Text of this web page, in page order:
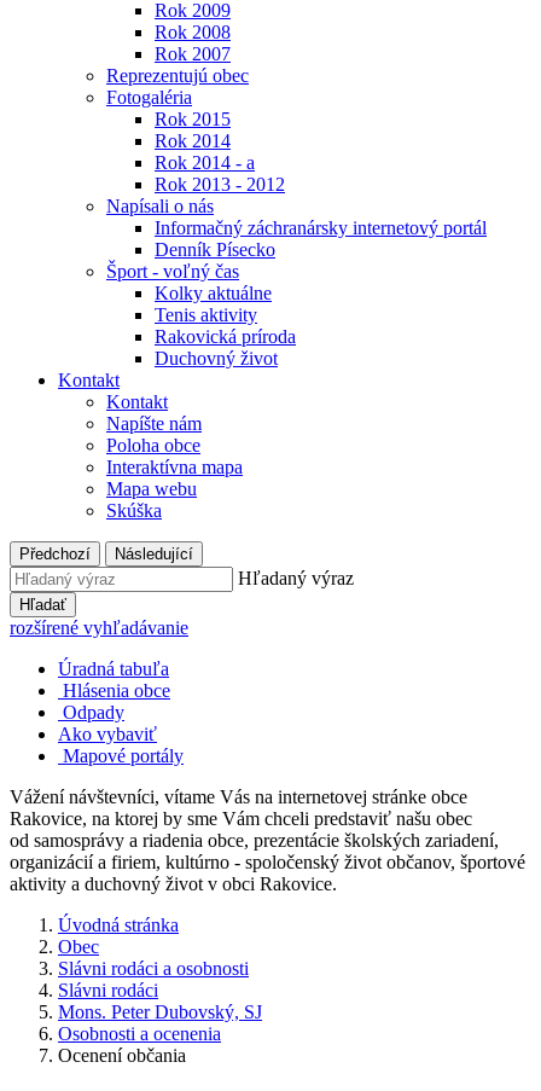
Rok 2009
Rok 2008
Rok 2007
Reprezentujú obec
Fotogaléria
Rok 2015
Rok 2014
Rok 2014 - a
Rok 2013 - 2012
Napísali o nás
Informačný záchranársky internetový portál
Denník Písecko
Šport - voľný čas
Kolky aktuálne
Tenis aktivity
Rakovická príroda
Duchovný život
Kontakt
Kontakt
Napíšte nám
Poloha obce
Interaktívna mapa
Mapa webu
Skúška
Předchozí Následující
Hľadaný výraz
Hľadať
rozšírené vyhľadávanie
Úradná tabuľa
Hlásenia obce
Odpady
Ako vybaviť
Mapové portály
Vážení návštevníci, vítame Vás na internetovej stránke obce
Rakovice, na ktorej by sme Vám chceli predstaviť našu obec
od samosprávy a riadenia obce, prezentácie školských zariadení,
organizácií a firiem, kultúrno - spoločenský život občanov, športové
aktivity a duchovný život v obci Rakovice.
Úvodná stránka
Obec
Slávni rodáci a osobnosti
Slávni rodáci
Mons. Peter Dubovský, SJ
Osobnosti a ocenenia
Ocenení občania